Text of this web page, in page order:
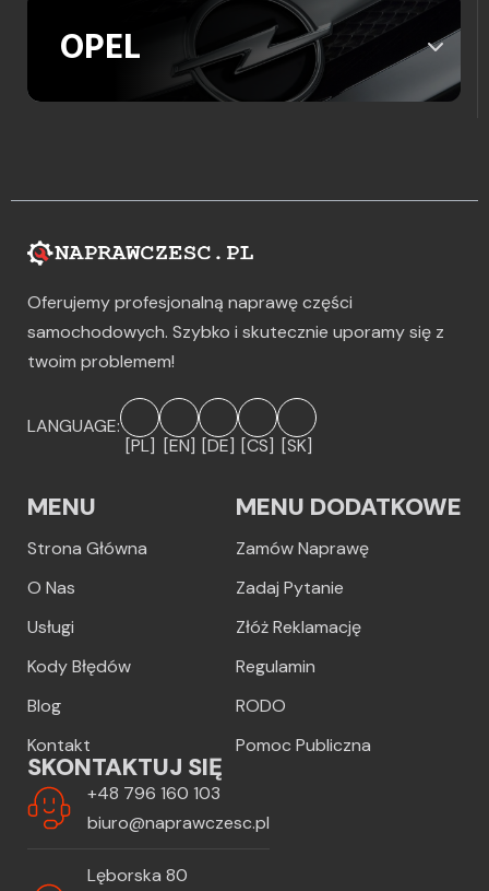
OPEL
Oferujemy profesjonalną naprawę części
samochodowych. Szybko i skutecznie uporamy się z
twoim problemem!
LANGUAGE:
[PL] [EN] [DE] [CS] [SK]
MENU
Strona Główna
O Nas
Usługi
Kody Błędów
Blog
Kontakt
MENU DODATKOWE
Zamów Naprawę
Zadaj Pytanie
Złóż Reklamację
Regulamin
RODO
Pomoc Publiczna
SKONTAKTUJ SIĘ
+48 796 160 103
biuro@naprawczesc.pl
Lęborska 80